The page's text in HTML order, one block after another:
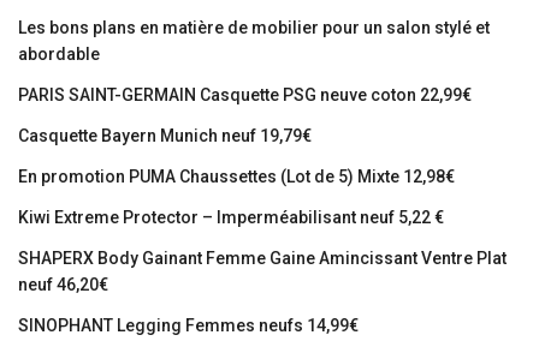
Les bons plans en matière de mobilier pour un salon stylé et
abordable
PARIS SAINT-GERMAIN Casquette PSG neuve coton 22,99€
Casquette Bayern Munich neuf 19,79€
En promotion PUMA Chaussettes (Lot de 5) Mixte 12,98€
Kiwi Extreme Protector – Imperméabilisant neuf 5,22 €
SHAPERX Body Gainant Femme Gaine Amincissant Ventre Plat
neuf 46,20€
SINOPHANT Legging Femmes neufs 14,99€